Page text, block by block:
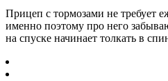
Прицеп с тормозами не требует
именно поэтому про него
на спуске начинает толкать в